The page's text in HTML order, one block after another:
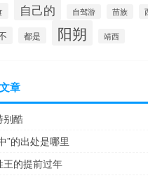
自己的 自驾游 苗族
都是 阳朔 靖西
章
别酷
”的出处是哪里
王的提前过年